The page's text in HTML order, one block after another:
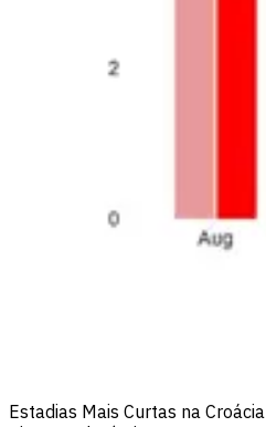
Estadias Mais Curtas na